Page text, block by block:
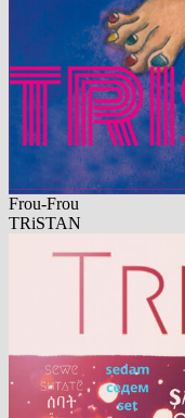
Frou-Frou
TRiSTAN